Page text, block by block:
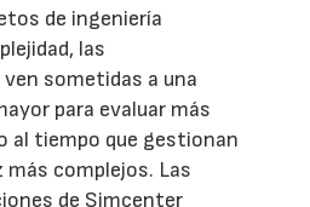
de ingeniería
las
sometidas a una
para evaluar más
al tiempo que gestionan
complejos. Las
de Simcenter